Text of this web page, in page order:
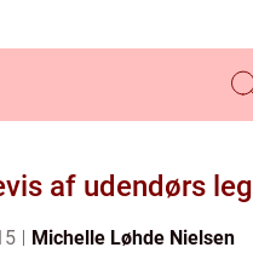
af udendørs leg
Michelle Løhde Nielsen